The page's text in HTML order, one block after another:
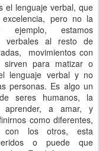
el lenguaje verbal, que
pero no la
ejemplo, estamos
verbales al resto de
movimientos con
para matizar o
lenguaje verbal y no
personas. Es algo un
seres humanos, la
aprender, a amar, y
como diferentes,
con los otros, esta
o puede que